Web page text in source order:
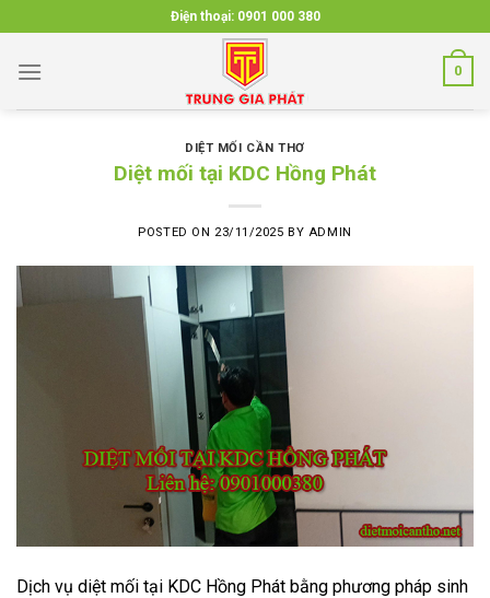
to
content
Điện thoại: 0901 000 380
0
DIỆT MỐI CẦN THƠ
Diệt mối tại KDC Hồng Phát
POSTED ON 23/11/2025 BY ADMIN
Dịch vụ diệt mối tại KDC Hồng Phát bằng phương pháp sinh